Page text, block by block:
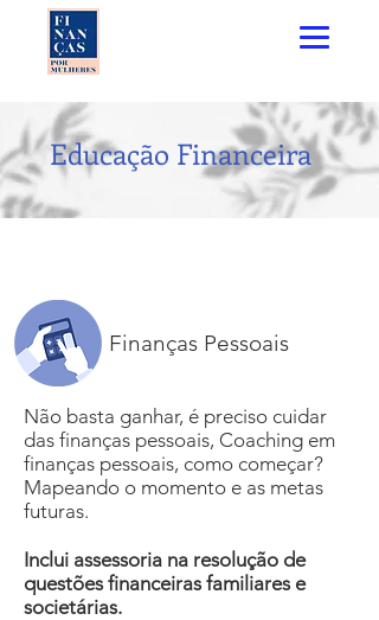
Educação Financeira
Finanças Pessoais
Não basta ganhar, é preciso cuidar
das finanças pessoais, Coaching em
finanças pessoais, como começar?
Mapeando o momento e as metas
futuras.
Inclui assessoria na resolução de
questões financeiras familiares e
societárias.